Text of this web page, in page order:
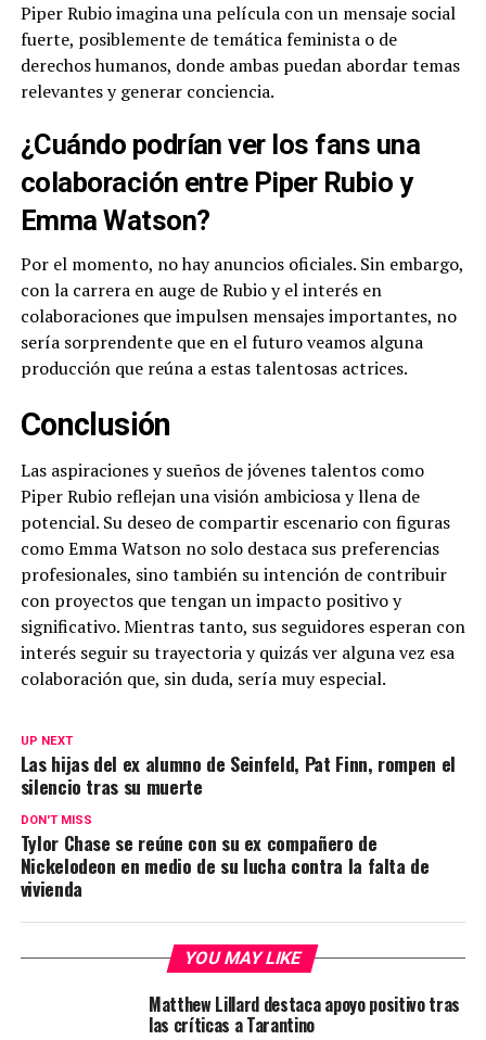
Piper Rubio imagina una película con un mensaje social
fuerte, posiblemente de temática feminista o de
derechos humanos, donde ambas puedan abordar temas
relevantes y generar conciencia.
¿Cuándo podrían ver los fans una
colaboración entre Piper Rubio y
Emma Watson?
Por el momento, no hay anuncios oficiales. Sin embargo,
con la carrera en auge de Rubio y el interés en
colaboraciones que impulsen mensajes importantes, no
sería sorprendente que en el futuro veamos alguna
producción que reúna a estas talentosas actrices.
Conclusión
Las aspiraciones y sueños de jóvenes talentos como
Piper Rubio reflejan una visión ambiciosa y llena de
potencial. Su deseo de compartir escenario con figuras
como Emma Watson no solo destaca sus preferencias
profesionales, sino también su intención de contribuir
con proyectos que tengan un impacto positivo y
significativo. Mientras tanto, sus seguidores esperan con
interés seguir su trayectoria y quizás ver alguna vez esa
colaboración que, sin duda, sería muy especial.
UP NEXT
Las hijas del ex alumno de Seinfeld, Pat Finn, rompen el
silencio tras su muerte
DON'T MISS
Tylor Chase se reúne con su ex compañero de
Nickelodeon en medio de su lucha contra la falta de
vivienda
YOU MAY LIKE
Matthew Lillard destaca apoyo positivo tras
las críticas a Tarantino